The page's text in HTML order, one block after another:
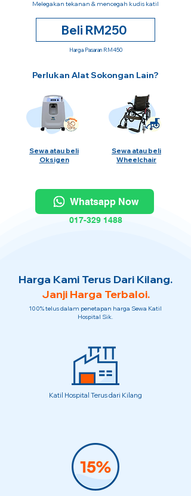
Melegakan tekanan & mencegah kudis katil
Beli RM250
Harga Pasaran RM450
Perlukan Alat Sokongan Lain?
Sewa atau beli
Oksigen
Sewa atau beli
Wheelchair
Whatsapp Now
017-329 1488
Harga Kami Terus Dari Kilang.
Janji Harga Terbaloi.
100% telus dalam penetapan harga Sewa Katil
Hospital Sik.
Katil Hospital Terus dari Kilang